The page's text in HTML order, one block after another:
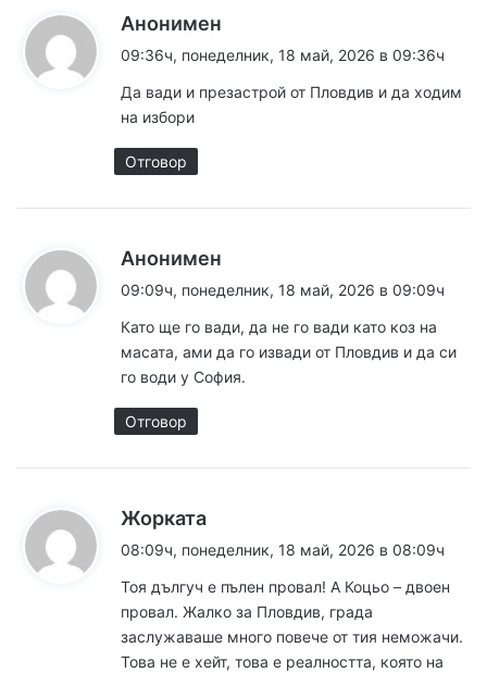
Анонимен
а
09:36ч, понеделник, 18 май, 2026 в 09:36ч
Да вади и презастрой от Пловдив и да ходим
на избори
Отговор
Анонимен
а
:
09:09ч, понеделник, 18 май, 2026 в 09:09ч
Като ще го вади, да не го вади като коз на
масата, ами да го извади от Пловдив и да си
го води у София.
Отговор
Жорката
а
:
08:09ч, понеделник, 18 май, 2026 в 08:09ч
Тоя дългуч е пълен провал! А Коцьо – двоен
провал. Жалко за Пловдив, града
заслужаваше много повече от тия неможачи.
Това не е хейт, това е реалността, която на